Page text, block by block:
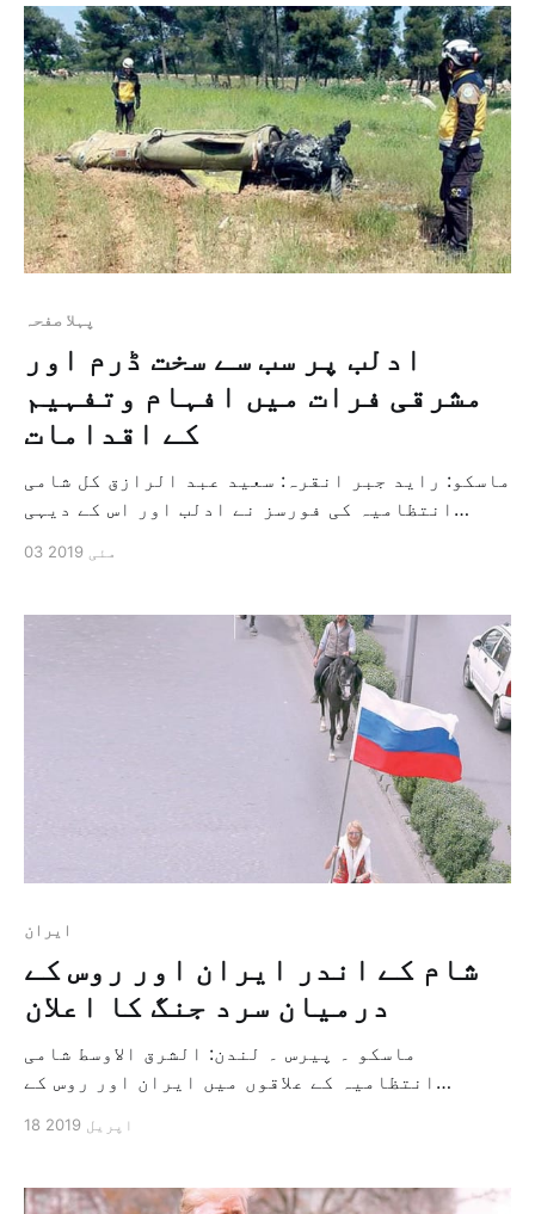
ریاستہائے متحدہ نے ایک نمایاں شامی تاجر سامر
فوز، […]
پہلا صفحہ
ادلب پر سب سے سخت ڈرم اور
مشرقی فرات میں افہام وتفہیم
کے اقدامات
ماسکو: راید جبر انقرہ: سعید عبد الرازق کل شامی
انتظامیہ کی فورسز نے ادلب اور اس کے دیہی
میزائل داغا ہے اور ترکی اور روس کے درمیان
سے سخت حملہ ہے اور اسی کے ساتھ اس […]
03 مئی 2019
ایران
شام کے اندر ایران اور روس کے
درمیان سرد جنگ کا اعلان
ماسکو ۔ پیرس ۔ لندن: الشرق الاوسط شامی
انتظامیہ کے علاقوں میں ایران اور روس کے
نگرانوں نے اسے ملک کے وسائل اور اس کے فیصلہ
غیر اعلانیہ سرد جنگ کے نام […]
18 اپریل 2019